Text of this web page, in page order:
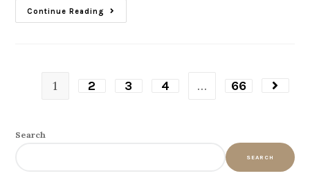
Continue Reading
1 2 3 4 … 66
Search
SEARCH